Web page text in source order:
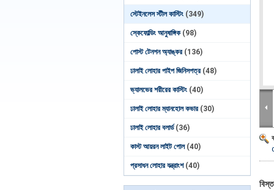
স্টেইনলেস স্টীল কাস্টিং (349)
স্কেফোল্ডিং আনুষাঙ্গিক (98)
পোস্ট টেনশন অ্যাঙ্কর (136)
ঢালাই লোহার পাইপ জিনিসপত্র (48)
ভ্যালভের শরীরের কাস্টিং (40)
ঢালাই লোহার ম্যানহোল কভার (30)
ঢালাই লোহার বলার্ড (36)
কাস্ট আয়রন লাইট পোল (40)
প্রসাধন লোহার যন্ত্রাংশ (40)